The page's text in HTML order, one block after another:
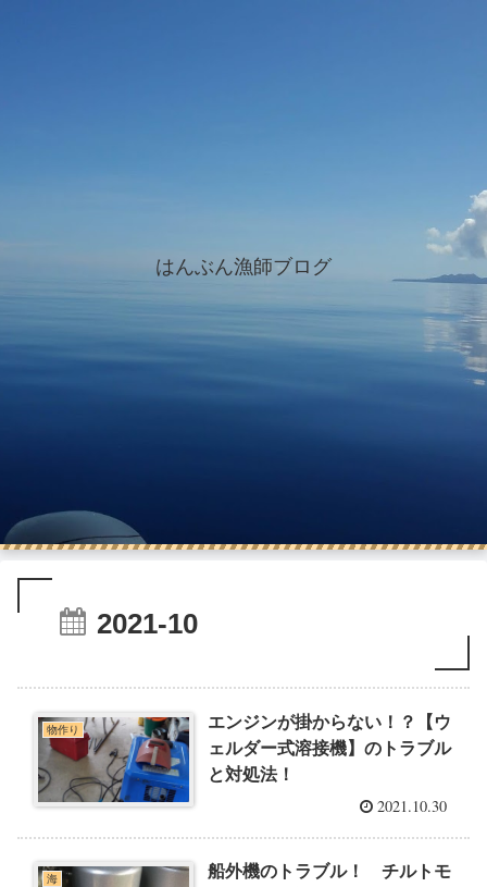
はんぶん漁師ブログ
2021-10
物作り
エンジンが掛からない！？【ウ
ェルダー式溶接機】のトラブル
と対処法！
2021.10.30
海
船外機のトラブル！ チルトモ